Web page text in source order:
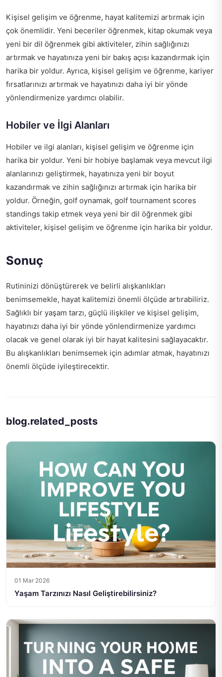
Kişisel gelişim ve öğrenme, hayat kalitemizi artırmak için
çok önemlidir. Yeni beceriler öğrenmek, kitap okumak veya
yeni bir dil öğrenmek gibi aktiviteler, zihin sağlığınızı
artırmak ve hayatınıza yeni bir bakış açısı kazandırmak için
harika bir yoldur. Ayrıca, kişisel gelişim ve öğrenme, kariyer
fırsatlarınızı artırmak ve hayatınızı daha iyi bir yönde
yönlendirmenize yardımcı olabilir.
Hobiler ve İlgi Alanları
Hobiler ve ilgi alanları, kişisel gelişim ve öğrenme için
harika bir yoldur. Yeni bir hobiye başlamak veya mevcut ilgi
alanlarınızı geliştirmek, hayatınıza yeni bir boyut
kazandırmak ve zihin sağlığınızı artırmak için harika bir
yoldur. Örneğin, golf oynamak, golf tournament scores
standings takip etmek veya yeni bir dil öğrenmek gibi
aktiviteler, kişisel gelişim ve öğrenme için harika bir yoldur.
Sonuç
Rutininizi dönüştürerek ve belirli alışkanlıkları
benimsemekle, hayat kalitemizi önemli ölçüde artırabiliriz.
Sağlıklı bir yaşam tarzı, güçlü ilişkiler ve kişisel gelişim,
hayatınızı daha iyi bir yönde yönlendirmenize yardımcı
olacak ve genel olarak iyi bir hayat kalitesini sağlayacaktır.
Bu alışkanlıkları benimsemek için adımlar atmak, hayatınızı
önemli ölçüde iyileştirecektir.
blog.related_posts
01 Mar 2026
Yaşam Tarzınızı Nasıl Geliştirebilirsiniz?